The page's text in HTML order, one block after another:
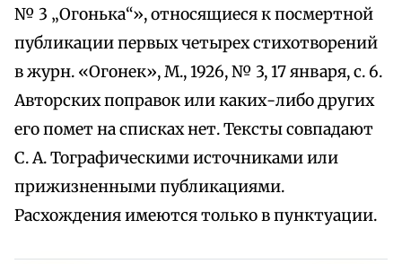
№ 3 „Огонька“», относящиеся к посмертной
публикации первых четырех стихотворений
в журн. «Огонек», М., 1926, № 3, 17 января, с. 6.
Авторских поправок или каких-либо других
его помет на списках нет. Тексты совпадают
С. А. Тографическими источниками или
прижизненными публикациями.
Расхождения имеются только в пунктуации.